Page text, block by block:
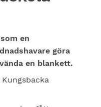
en
göra
en blankett.